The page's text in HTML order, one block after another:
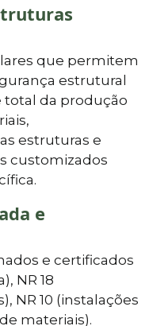
que permitem
estrutural
total da produção
estruturas e
customizados
e
e certificados
NR 18
NR 10 (instalações
materiais).